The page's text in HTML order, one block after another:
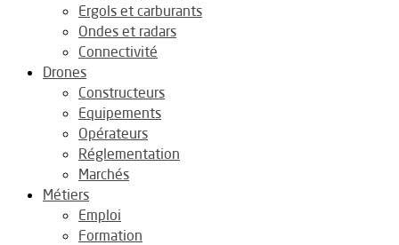
Ergols et carburants
Ondes et radars
Connectivité
Drones
Constructeurs
Equipements
Opérateurs
Réglementation
Marchés
Métiers
Emploi
Formation